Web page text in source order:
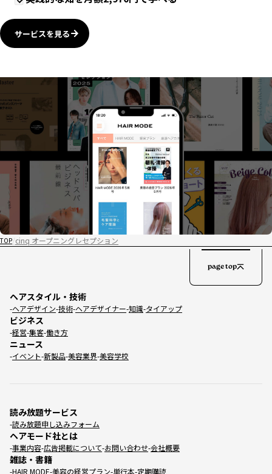
サービスを見る
TOP cinq オープニングレセプション
ヘアスタイル・技術
ヘアデザイン 技術 ヘアデザイナー 知識 タイアップ
ビジネス
経営 集客 働き方
ニュース
イベント 新製品 美容業界 美容学校
読み放題サービス
読み放題申し込みフォーム
ヘアモード社とは
事業内容 広告掲載について お問い合わせ 会社概要
雑誌・書籍
HAIR MODE 美容の経営プラン 単行本 定期購読
page top